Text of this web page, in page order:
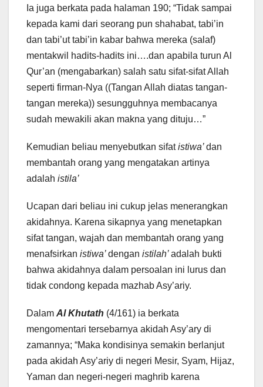
Ia juga berkata pada halaman 190; “Tidak sampai
kepada kami dari seorang pun shahabat, tabi’in
dan tabi’ut tabi’in kabar bahwa mereka (salaf)
mentakwil hadits-hadits ini….dan apabila turun Al
Qur’an (mengabarkan) salah satu sifat-sifat Allah
seperti firman-Nya ((Tangan Allah diatas tangan-
tangan mereka)) sesungguhnya membacanya
sudah mewakili akan makna yang dituju…”
Kemudian beliau menyebutkan sifatistiwa’dan
membantah orang yang mengatakan artinya
adalah istila’
Ucapan dari beliau ini cukup jelas menerangkan
akidahnya. Karena sikapnya yang menetapkan
sifat tangan, wajah dan membantah orang yang
menafsirkan istiwa’dengan istilah’adalah bukti
bahwa akidahnya dalam persoalan ini lurus dan
tidak condong kepada mazhab Asy’ariy.
Dalam Al Khutath (4/161) ia berkata
mengomentari tersebarnya akidah Asy’ary di
zamannya; “Maka kondisinya semakin berlanjut
pada akidah Asy’ariy di negeri Mesir, Syam, Hijaz,
Yaman dan negeri-negeri maghrib karena